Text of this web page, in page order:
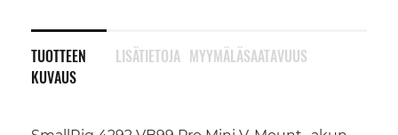
TUOTTEEN
KUVAUS
LISÄTIETOJA MYYMÄLÄSAATAVUUS